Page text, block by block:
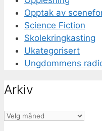
Opptak av
Science Fiction
Skolekringkasting
Ukategorisert
Ungdommens
Arkiv
Arkiv